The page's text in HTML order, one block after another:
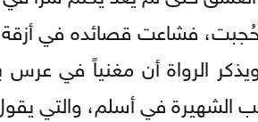
حُجبت، فشاعت قصائده في
الرواة أن مغنياً في عرس
الشهيرة في أسلم، والتي